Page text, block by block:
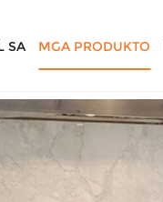
SA MGA PRODUKTO